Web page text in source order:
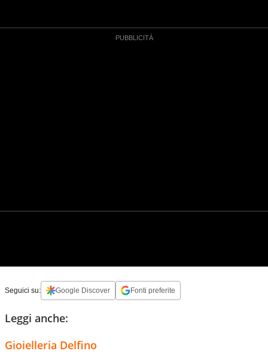
Seguici su: Google Discover Fonti preferite
Leggi anche:
Gioielleria Delfino